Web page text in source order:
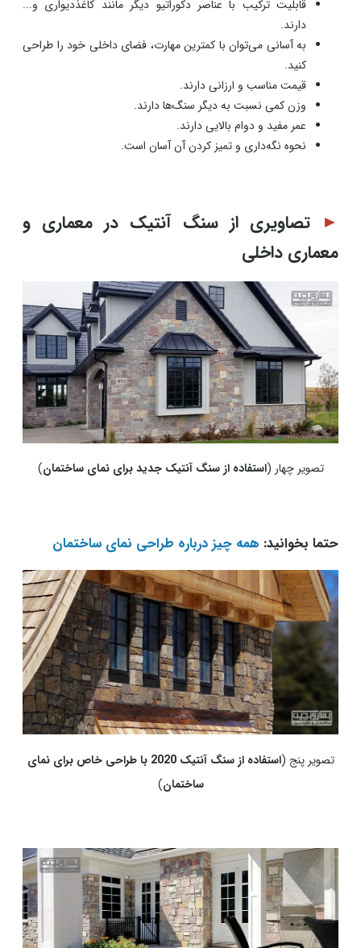
قابلیت ترکیب با عناصر دکوراتیو دیگر مانند کاغذدیواری و...
دارند.
به آسانی می‌توان با کمترین مهارت، فضای داخلی خود را طراحی
کنید.
قیمت مناسب و ارزانی دارند.
وزن کمی نسبت به دیگر سنگ‌ها دارند.
عمر مفید و دوام بالایی دارند.
نحوه نگه‌داری و تمیز کردن آن آسان است.
►تصاویری از سنگ آنتیک در معماری و
معماری داخلی
تصویر چهار ( استفاده از سنگ آنتیک جدید برای نمای ساختمان)
حتما بخوانید:همه چیز درباره طراحی نمای ساختمان
تصویر پنج (
استفاده از سنگ آنتیک 2020 با طراحی خاص برای نمای
ساختمان)